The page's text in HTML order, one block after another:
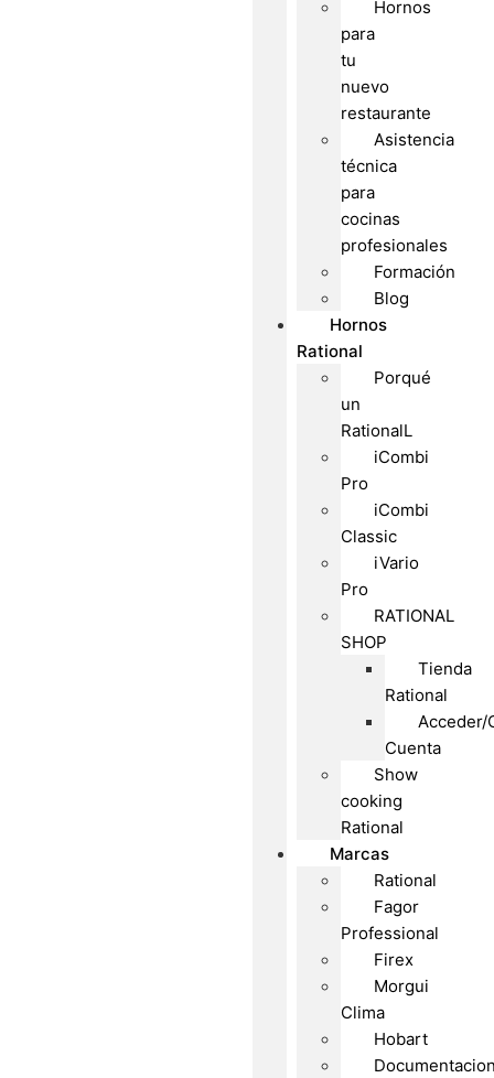
Hornos
para
tu
nuevo
restaurante
Asistencia
técnica
para
cocinas
profesionales
Formación
Blog
Hornos
Rational
Porqué
un
RationalL
iCombi
Pro
iCombi
Classic
iVario
Pro
RATIONAL
SHOP
Tienda
Rational
Acceder/
Cuenta
Show
cooking
Rational
Marcas
Rational
Fagor
Professional
Firex
Morgui
Clima
Hobart